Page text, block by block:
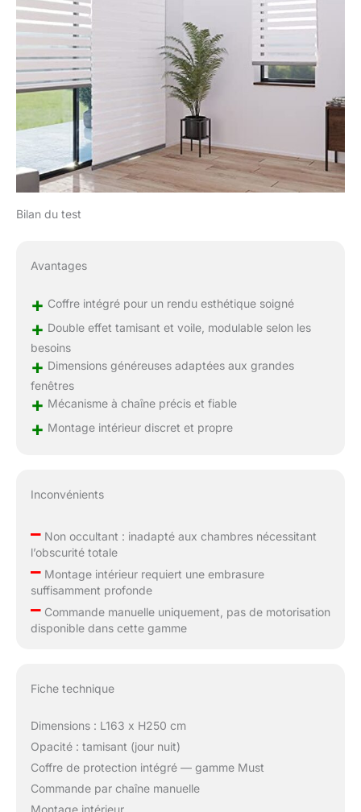
Bilan du test
Avantages
+ Coffre intégré pour un rendu esthétique soigné
+ Double effet tamisant et voile, modulable selon les
besoins
+ Dimensions généreuses adaptées aux grandes
fenêtres
+ Mécanisme à chaîne précis et fiable
+ Montage intérieur discret et propre
Inconvénients
–Non occultant : inadapté aux chambres nécessitant
l’obscurité totale
–Montage intérieur requiert une embrasure
suffisamment profonde
–Commande manuelle uniquement, pas de motorisation
disponible dans cette gamme
Fiche technique
Dimensions : L163 x H250 cm
Opacité : tamisant (jour nuit)
Coffre de protection intégré — gamme Must
Commande par chaîne manuelle
Montage intérieur